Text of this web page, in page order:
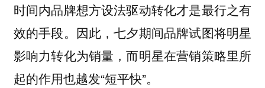
时间内品牌想方设法驱动转化才是最行之有
效的手段。因此，七夕期间品牌试图将明星
影响力转化为销量，而明星在营销策略里所
起的作用也越发“短平快”。